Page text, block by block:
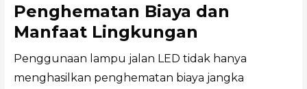
Penghematan Biaya dan
Manfaat Lingkungan
Penggunaan lampu jalan LED tidak hanya
menghasilkan penghematan biaya jangka